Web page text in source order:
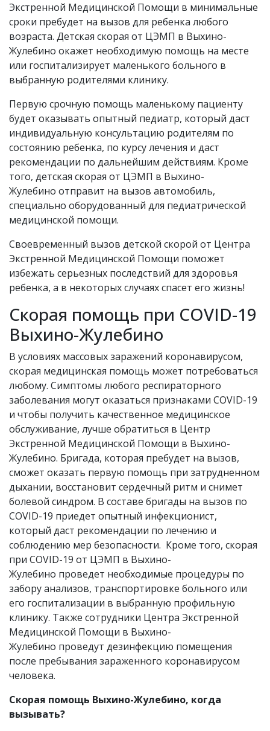
Экстренной Медицинской Помощи в минимальные
сроки пребудет на вызов для ребенка любого
возраста. Детская скорая от ЦЭМП в Выхино-
Жулебино окажет необходимую помощь на месте
или госпитализирует маленького больного в
выбранную родителями клинику.
Первую срочную помощь маленькому пациенту
будет оказывать опытный педиатр, который даст
индивидуальную консультацию родителям по
состоянию ребенка, по курсу лечения и даст
рекомендации по дальнейшим действиям. Кроме
того, детская скорая от ЦЭМП в Выхино-
Жулебино отправит на вызов автомобиль,
специально оборудованный для педиатрической
медицинской помощи.
Своевременный вызов детской скорой от Центра
Экстренной Медицинской Помощи поможет
избежать серьезных последствий для здоровья
ребенка, а в некоторых случаях спасет его жизнь!
Скорая помощь при COVID-19
Выхино-Жулебино
В условиях массовых заражений коронавирусом,
скорая медицинская помощь может потребоваться
любому. Симптомы любого респираторного
заболевания могут оказаться признаками COVID-19
и чтобы получить качественное медицинское
обслуживание, лучше обратиться в Центр
Экстренной Медицинской Помощи в Выхино-
Жулебино. Бригада, которая пребудет на вызов,
сможет оказать первую помощь при затрудненном
дыхании, восстановит сердечный ритм и снимет
болевой синдром. В составе бригады на вызов по
COVID-19 приедет опытный инфекционист,
который даст рекомендации по лечению и
соблюдению мер безопасности. Кроме того, скорая
при COVID-19 от ЦЭМП в Выхино-
Жулебино проведет необходимые процедуры по
забору анализов, транспортировке больного или
его госпитализации в выбранную профильную
клинику. Также сотрудники Центра Экстренной
Медицинской Помощи в Выхино-
Жулебино проведут дезинфекцию помещения
после пребывания зараженного коронавирусом
человека.
Скорая помощь Выхино-Жулебино, когда
вызывать?